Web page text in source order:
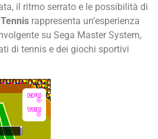
il ritmo serrato e le possibilità di
rappresenta un’esperienza
su Sega Master System,
di tennis e dei giochi sportivi